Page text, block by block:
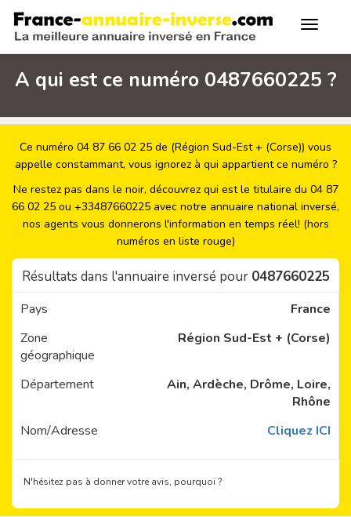
A qui est ce numéro 0487660225 ?
Ce numéro 04 87 66 02 25 de (Région Sud-Est + (Corse)) vous
appelle constammant, vous ignorez à qui appartient ce numéro ?
Ne restez pas dans le noir, découvrez qui est le titulaire du 04 87
66 02 25 ou +33487660225 avec notre annuaire national inversé,
nos agents vous donnerons l'information en temps réel! (hors
numéros en liste rouge)
Résultats dans l'annuaire inversé pour 0487660225
Pays
France
Zone
géographique
Région Sud-Est + (Corse)
Département
Ain, Ardèche, Drôme, Loire,
Rhône
Nom/Adresse
Cliquez ICI
N'hésitez pas à donner votre avis, pourquoi ?